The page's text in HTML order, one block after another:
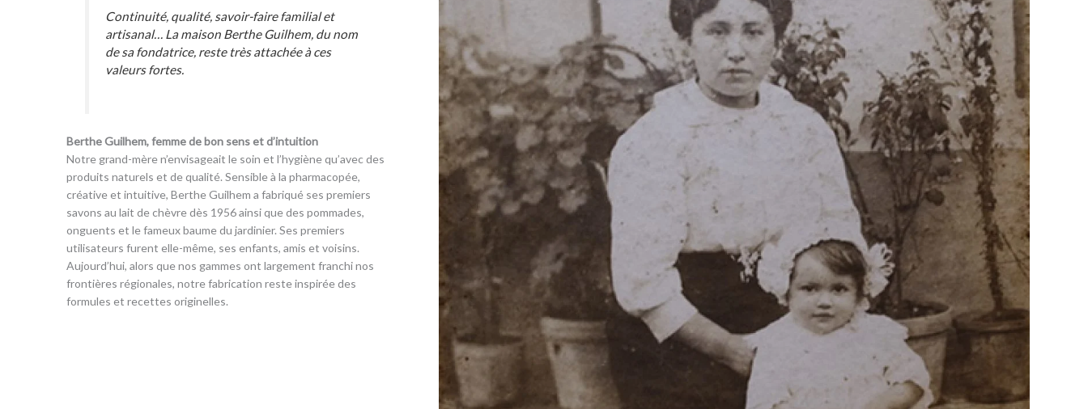
Continuité, qualité, savoir-faire familial et
artisanal… La maison Berthe Guilhem, du nom
de sa fondatrice, reste très attachée à ces
valeurs fortes.
Berthe Guilhem, femme de bon sens et d’intuition
Notre grand-mère n’envisageait le soin et l’hygiène qu’avec des
produits naturels et de qualité. Sensible à la pharmacopée,
créative et intuitive, Berthe Guilhem a fabriqué ses premiers
savons au lait de chèvre dès 1956 ainsi que des pommades,
onguents et le fameux baume du jardinier. Ses premiers
utilisateurs furent elle-même, ses enfants, amis et voisins.
Aujourd’hui, alors que nos gammes ont largement franchi nos
frontières régionales, notre fabrication reste inspirée des
formules et recettes originelles.